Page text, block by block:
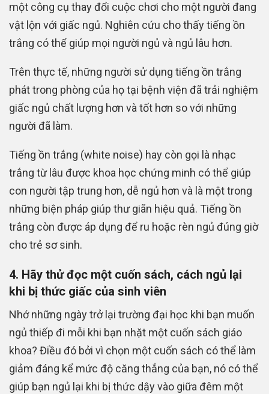
một công cụ thay đổi cuộc chơi cho một người đang
vật lộn với giấc ngủ. Nghiên cứu cho thấy tiếng ồn
trắng có thể giúp mọi người ngủ và ngủ lâu hơn.
Trên thực tế, những người sử dụng tiếng ồn trắng
phát trong phòng của họ tại bệnh viện đã trải nghiệm
giấc ngủ chất lượng hơn và tốt hơn so với những
người đã làm.
Tiếng ồn trắng (white noise) hay còn gọi là nhạc
trắng từ lâu được khoa học chứng minh có thể giúp
con người tập trung hơn, dễ ngủ hơn và là một trong
những biện pháp giúp thư giãn hiệu quả. Tiếng ồn
trắng còn được áp dụng để ru hoặc rèn ngủ đúng giờ
cho trẻ sơ sinh.
4. Hãy thử đọc một cuốn sách, cách ngủ lại
khi bị thức giấc của sinh viên
Nhớ những ngày trở lại trường đại học khi bạn muốn
ngủ thiếp đi mỗi khi bạn nhặt một cuốn sách giáo
khoa? Điều đó bởi vì chọn một cuốn sách có thể làm
giảm đáng kể mức độ căng thẳng của bạn, nó có thể
giúp bạn ngủ lại khi bị thức dậy vào giữa đêm một